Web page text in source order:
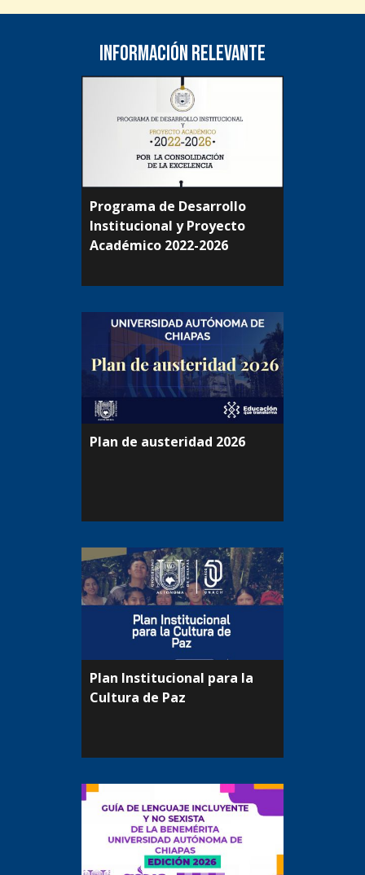
Información relevante
Programa de Desarrollo
Institucional y Proyecto
Académico 2022-2026
Plan de austeridad 2026
Plan Institucional para la
Cultura de Paz